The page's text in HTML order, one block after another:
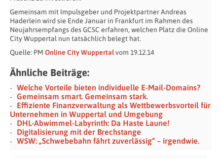
Gemeinsam mit Impulsgeber und Projektpartner Andreas
Haderlein wird sie Ende Januar in Frankfurt im Rahmen des
Neujahrsempfangs des GCSC erfahren, welchen Platz die Online
City Wuppertal nun tatsächlich belegt hat.
Quelle: PM Online City Wuppertalvom 19.12.14
Ähnliche Beiträge:
Welche Vorteile bieten individuelle E-Mail-Domains?
Gemeinsam smart. Gemeinsam stark.
Effiziente Finanzverwaltung als Wettbewerbsvorteil für
Unternehmen in Wuppertal und Umgebung
DHL-Abwimmel-Labyrinth: Da Haste Laune!
Digitalisierung mit der Brechstange
WSW: „Schwebebahn fährt zuverlässig“ – irgendwie.